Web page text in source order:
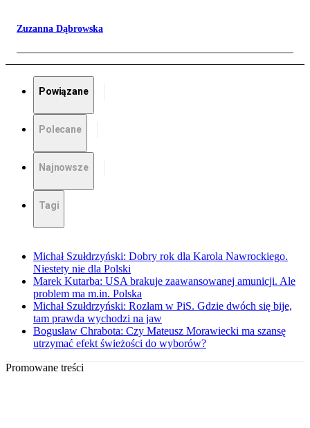
Zuzanna Dąbrowska
Powiązane
Polecane
Najnowsze
Tagi
Michał Szułdrzyński: Dobry rok dla Karola Nawrockiego.
Niestety nie dla Polski
Marek Kutarba: USA brakuje zaawansowanej amunicji. Ale
problem ma m.in. Polska
Michał Szułdrzyński: Rozłam w PiS. Gdzie dwóch się bije,
tam prawda wychodzi na jaw
Bogusław Chrabota: Czy Mateusz Morawiecki ma szansę
utrzymać efekt świeżości do wyborów?
Promowane treści